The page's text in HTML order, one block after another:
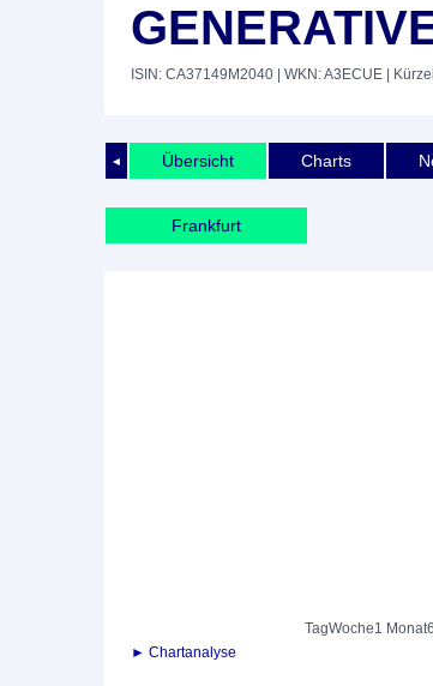
ISIN: CA37149M2040 | WKN: A3ECUE |
◄ Übersicht Charts
Frankfurt
TagWoche1 Monat
► Chartanalyse